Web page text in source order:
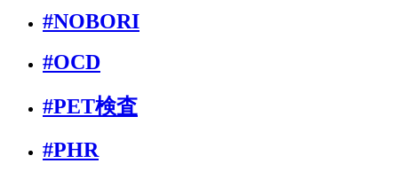
#NOBORI
#OCD
#PET検査
#PHR